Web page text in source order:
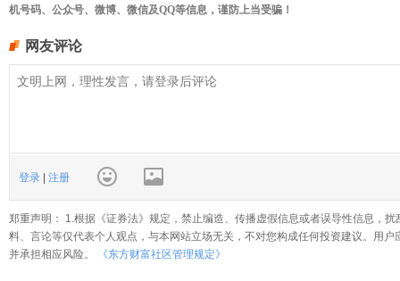
机号码、公众号、微博、微信及QQ等信息，谨防上当受骗！
网友评论
登录 注册
郑重声明： 1.根据《证券法》规定，禁止编造、传播虚假信息或者误导性信息，
料、言论等仅代表个人观点，与本网站立场无关，不对您构成任何投资建议。用
并承担相应风险。
《东方财富社区管理规定》